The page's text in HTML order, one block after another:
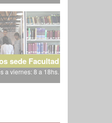
sede Facultad
a viernes: 8 a 18hs.